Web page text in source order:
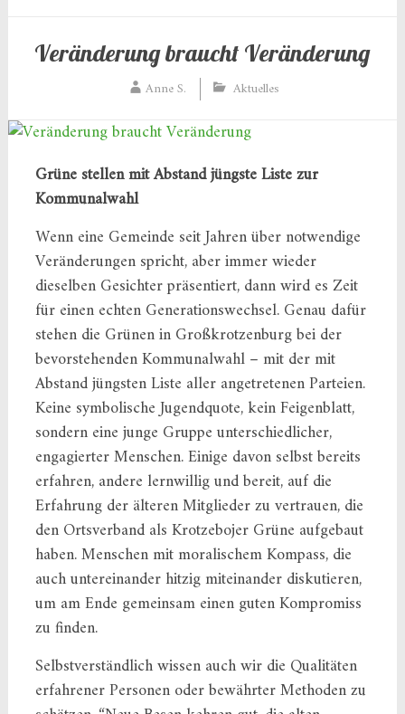
Veränderung braucht Veränderung
Anne S. Aktuelles
Grüne stellen mit Abstand jüngste Liste zur
Kommunalwahl
Wenn eine Gemeinde seit Jahren über notwendige
Veränderungen spricht, aber immer wieder
dieselben Gesichter präsentiert, dann wird es Zeit
für einen echten Generationswechsel. Genau dafür
stehen die Grünen in Großkrotzenburg bei der
bevorstehenden Kommunalwahl – mit der mit
Abstand jüngsten Liste aller angetretenen Parteien.
Keine symbolische Jugendquote, kein Feigenblatt,
sondern eine junge Gruppe unterschiedlicher,
engagierter Menschen. Einige davon selbst bereits
erfahren, andere lernwillig und bereit, auf die
Erfahrung der älteren Mitglieder zu vertrauen, die
den Ortsverband als Krotzebojer Grüne aufgebaut
haben. Menschen mit moralischem Kompass, die
auch untereinander hitzig miteinander diskutieren,
um am Ende gemeinsam einen guten Kompromiss
zu finden.
Selbstverständlich wissen auch wir die Qualitäten
erfahrener Personen oder bewährter Methoden zu